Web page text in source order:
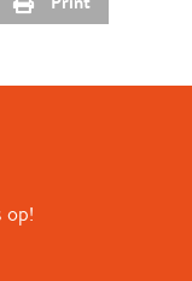
op!